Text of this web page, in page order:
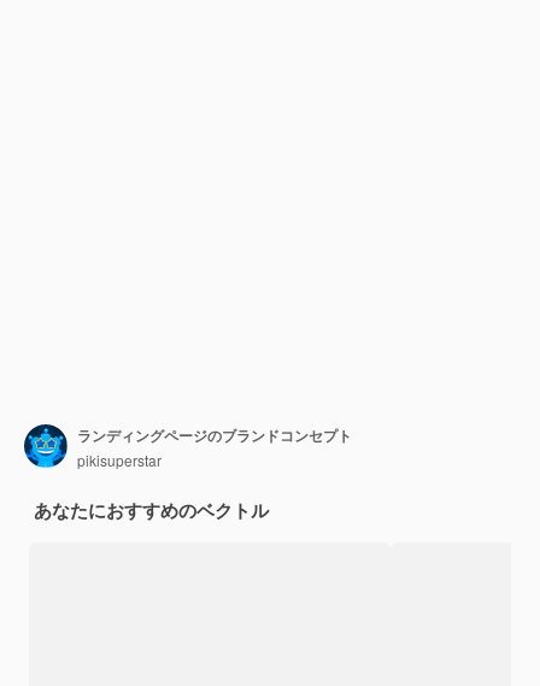
ランディングページのブランドコンセプト
pikisuperstar
あなたにおすすめのベクトル